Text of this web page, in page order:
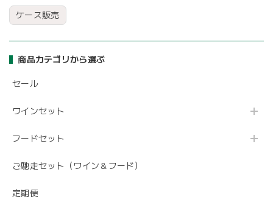
ケース販売
商品カテゴリから選ぶ
セール
ワインセット
フードセット
ご馳走セット（ワイン＆フード）
定期便